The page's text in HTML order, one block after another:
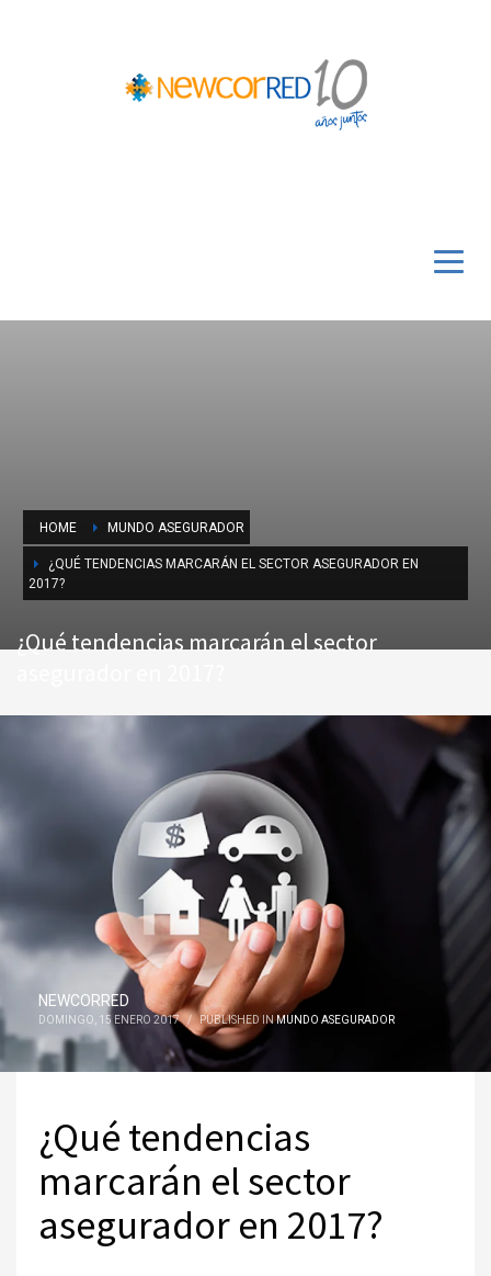
HOME MUNDO ASEGURADOR
¿QUÉ TENDENCIAS MARCARÁN EL SECTOR ASEGURADOR EN
2017?
¿Qué tendencias marcarán el sector
NEWCORRED
DOMINGO, 15 ENERO 2017 / PUBLISHED INMUNDO ASEGURADOR
¿Qué tendencias
marcarán el sector
asegurador en 2017?